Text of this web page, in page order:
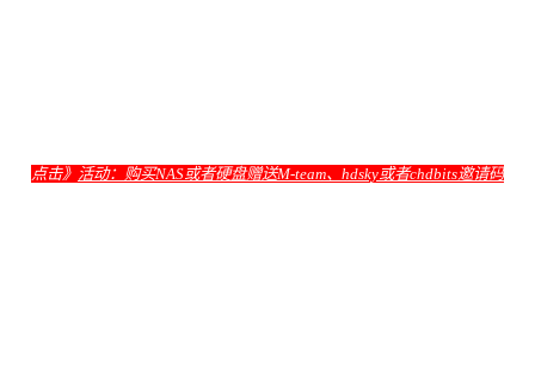
点击》 活动：购买NAS或者硬盘赠送M-team、hdsky或者chdbits邀请码